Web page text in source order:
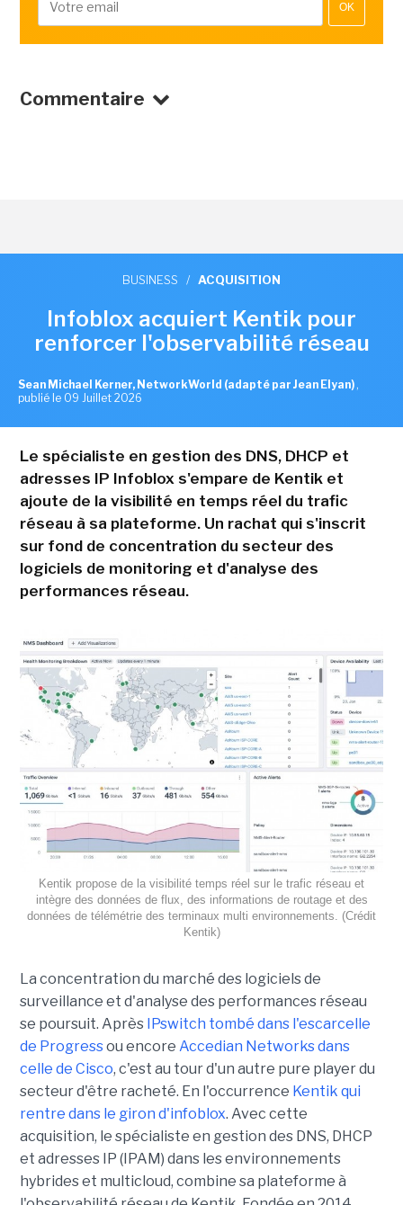
OK
Commentaire
BUSINESS / ACQUISITION
Infoblox acquiert Kentik pour
renforcer l'observabilité réseau
Sean Michael Kerner, NetworkWorld (adapté par Jean Elyan) ,
publié le 09 Juillet 2026
Le spécialiste en gestion des DNS, DHCP et
adresses IP Infoblox s'empare de Kentik et
ajoute de la visibilité en temps réel du trafic
réseau à sa plateforme. Un rachat qui s'inscrit
sur fond de concentration du secteur des
logiciels de monitoring et d'analyse des
performances réseau.
Kentik propose de la visibilité temps réel sur le trafic réseau et
intègre des données de flux, des informations de routage et des
données de télémétrie des terminaux multi environnements. (Crédit
Kentik)
La concentration du marché des logiciels de
surveillance et d'analyse des performances réseau
se poursuit. Après IPswitch tombé dans l'escarcelle
de Progressou encore Accedian Networks dans
celle de Cisco, c'est au tour d'un autre pure player du
secteur d'être racheté. En l'occurrence Kentik qui
rentre dans le giron d'infoblox. Avec cette
acquisition, le spécialiste en gestion des DNS, DHCP
et adresses IP (IPAM) dans les environnements
hybrides et multicloud, combine sa plateforme à